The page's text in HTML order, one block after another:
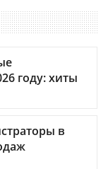
году: хиты
в